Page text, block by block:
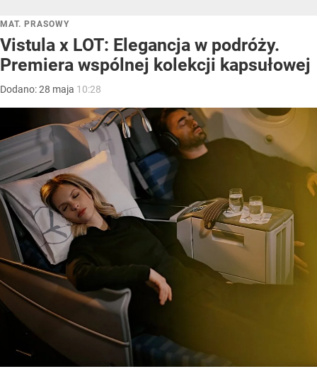
MAT. PRASOWY
Vistula x LOT: Elegancja w podróży.
Premiera wspólnej kolekcji kapsułowej
Dodano:28 maja 10:28